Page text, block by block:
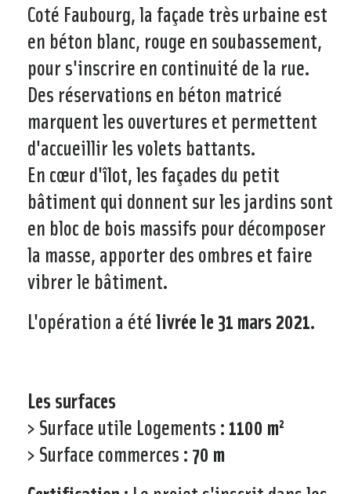
Coté Faubourg, la façade très urbaine est
en béton blanc, rouge en soubassement,
pour s'inscrire en continuité de la rue.
Des réservations en béton matricé
marquent les ouvertures et permettent
d'accueillir les volets battants.
En cœur d'îlot, les façades du petit
bâtiment qui donnent sur les jardins sont
en bloc de bois massifs pour décomposer
la masse, apporter des ombres et faire
vibrer le bâtiment.
L'opération a étélivrée le 31 mars 2021.
Les surfaces
> Surface utile Logements : 1100 m²
> Surface commerces : 70 m